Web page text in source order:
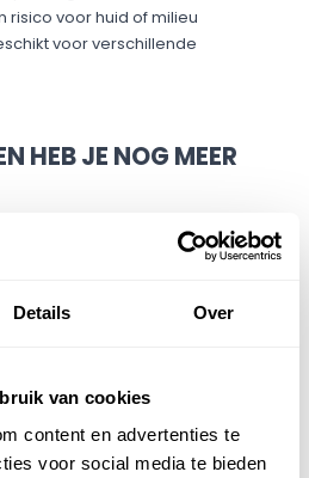
Details Over
van cookies
content en advertenties te
voor social media te bieden
risico voor huid of milieu
voor verschillende
HEB JE NOG MEER
dakreparatie raden we de
dichten van scheuren en
eenvoudig opruimen van de